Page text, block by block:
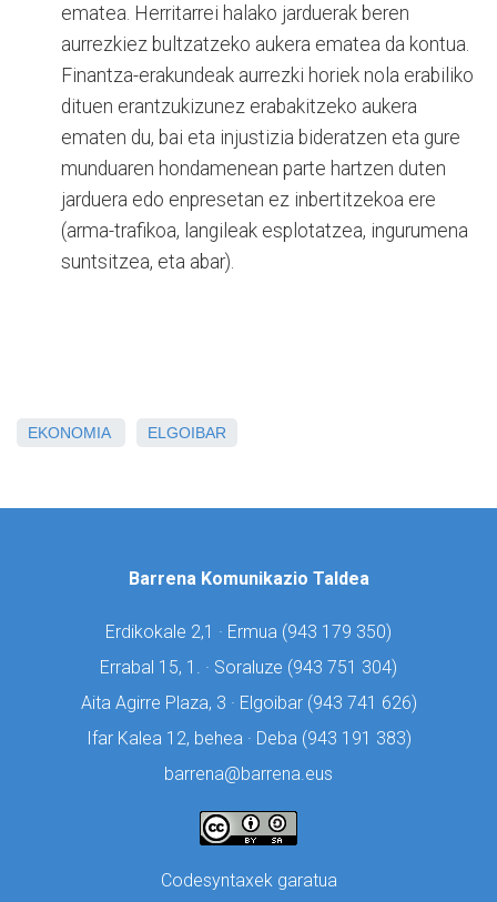
ematea. Herritarrei halako jarduerak beren
aurrezkiez bultzatzeko aukera ematea da kontua.
Finantza-erakundeak aurrezki horiek nola erabiliko
dituen erantzukizunez erabakitzeko aukera
ematen du, bai eta injustizia bideratzen eta gure
munduaren hondamenean parte hartzen duten
jarduera edo enpresetan ez inbertitzekoa ere
(arma-trafikoa, langileak esplotatzea, ingurumena
suntsitzea, eta abar).
EKONOMIA ELGOIBAR
Barrena Komunikazio Taldea
Erdikokale 2,1 · Ermua (943 179 350)
Errabal 15, 1. · Soraluze (943 751 304)
Aita Agirre Plaza, 3 · Elgoibar (943 741 626)
Ifar Kalea 12, behea · Deba (943 191 383)
barrena@barrena.eus
Codesyntaxek garatua